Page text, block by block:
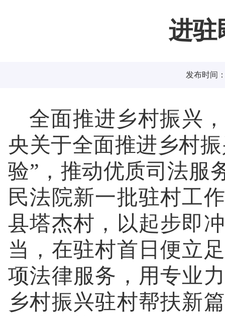
进
发布时间
全面推进乡村振兴
央关于全面推进乡村
验”，推动优质司法服
民法院新一批驻村工
县塔杰村，以起步即
当，在驻村首日便立
项法律服务，用专业
乡村振兴驻村帮扶新